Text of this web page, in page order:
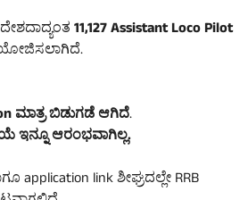
11,127 Assistant Loco Pilot
ಮಾತ್ರ ಬಿಡುಗಡೆ ಆಗಿದೆ.
ಇನ್ನೂ ಆರಂಭವಾಗಿಲ್ಲ.
application link ಶೀಘ್ರದಲ್ಲೇ RRB